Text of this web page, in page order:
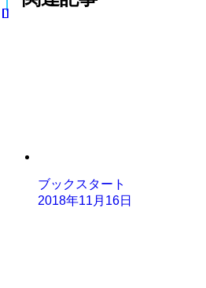
ブックスタート
2018年11月16日